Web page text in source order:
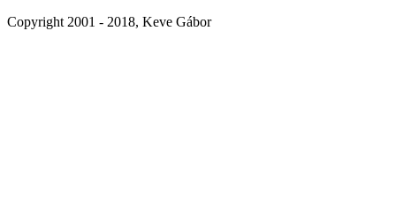
Copyright 2001 - 2018, Keve Gábor